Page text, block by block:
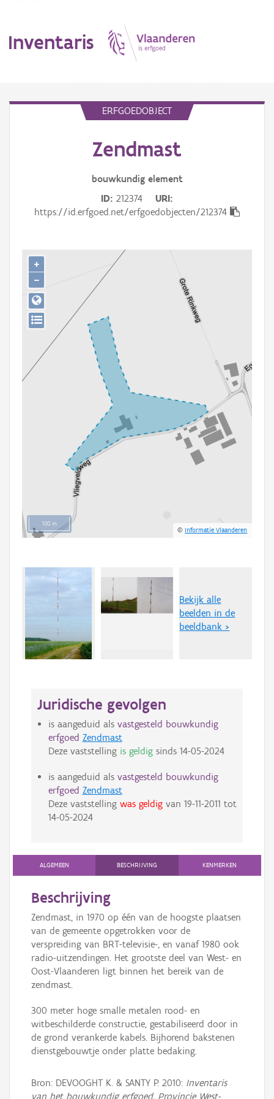
Inventaris
Gebeurtenis
Persoon of collectief
Downloads
Aanmelden
ERFGOEDOBJECT
Zendmast
bouwkundig element
ID 212374
URI
https://id.erfgoed.net/erfgoedobjecten/212374
100 m
©Informatie Vlaanderen
+
−
Bekijk alle
beelden in de
beeldbank >
Juridische gevolgen
is aangeduid als vastgesteld bouwkundig
erfgoed Zendmast
Deze vaststelling is geldigsinds 14-05-2024
is aangeduid als vastgesteld bouwkundig
erfgoed Zendmast
Deze vaststelling was geldigvan 19-11-2011 tot
14-05-2024
ALGEMEEN BESCHRIJVING KENMERKEN
Beschrijving
Zendmast, in 1970 op één van de hoogste plaatsen
van de gemeente opgetrokken voor de
verspreiding van BRT-televisie-, en vanaf 1980 ook
radio-uitzendingen. Het grootste deel van West- en
Oost-Vlaanderen ligt binnen het bereik van de
zendmast.
300 meter hoge smalle metalen rood- en
witbeschilderde constructie, gestabiliseerd door in
de grond verankerde kabels. Bijhorend bakstenen
dienstgebouwtje onder platte bedaking.
Bron: DEVOOGHT K. & SANTY P. 2010: Inventaris
van het bouwkundig erfgoed, Provincie West-